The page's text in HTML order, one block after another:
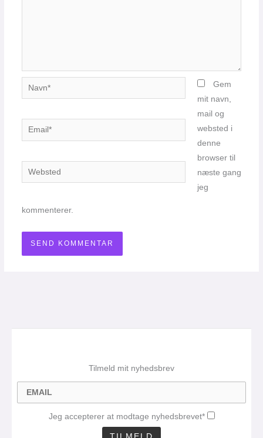
Navn*
Email*
Websted
Gem
mit navn,
mail og
websted i
denne
browser til
næste gang
jeg
kommenterer.
Tilmeld mit nyhedsbrev
Jeg accepterer at modtage nyhedsbrevet*